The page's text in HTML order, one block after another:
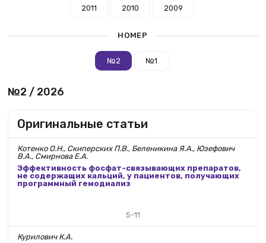
2011 2010 2009
НОМЕР
№2 №1
№2 / 2026
Оригинальные статьи
Котенко О.Н., Скиперских П.В., Беленикина Я.А., Юзефович
В.А., Смирнова Е.А.
Эффективность фосфат-связывающих препаратов,
не содержащих кальций, у пациентов, получающих
программный гемодиализ
5-11
Курилович К.А.